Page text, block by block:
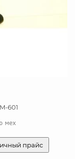
601
мех
прайс